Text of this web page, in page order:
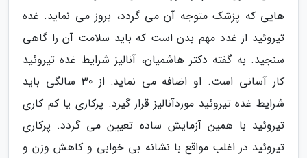
هایی که پزشک متوجه آن می گردد، بروز می نماید. غده
تیروئید از غدد مهم بدن است که باید سلامت آن را گاهی
سنجید. به گفته دکتر هاشمیان، آنالیز شرایط غده تیروئید
کار آسانی است. او اضافه می نماید: از 30 سالگی باید
شرایط غده تیروئید موردآنالیز قرار گیرد. پرکاری یا کم کاری
تیروئید با همین آزمایش ساده تعیین می گردد. پرکاری
تیروئید در اغلب مواقع با نشانه بی خوابی و کاهش وزن و